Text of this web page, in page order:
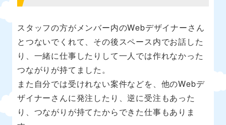
スタッフの方がメンバー内のWebデザイナーさん
とつないでくれて、その後スペース内でお話した
り、一緒に仕事したりして一人では作れなかった
つながりが持てました。
また自分では受けれない案件などを、他のWebデ
ザイナーさんに発注したり、逆に受注もあった
り、つながりが持てたからできた仕事もありま